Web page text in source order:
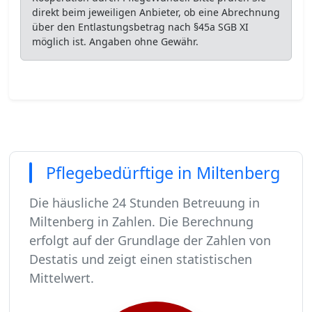
direkt beim jeweiligen Anbieter, ob eine Abrechnung
über den Entlastungsbetrag nach §45a SGB XI
möglich ist. Angaben ohne Gewähr.
Pflegebedürftige in Miltenberg
Die häusliche 24 Stunden Betreuung in
Miltenberg in Zahlen. Die Berechnung
erfolgt auf der Grundlage der Zahlen von
Destatis und zeigt einen statistischen
Mittelwert.